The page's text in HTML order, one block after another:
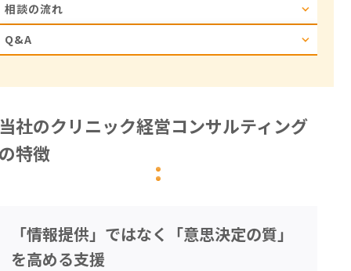
相談の流れ
Q&A
社のクリニック経営コンサルティング
特徴
「情報提供」ではなく「意思決定の質」
を高める支援